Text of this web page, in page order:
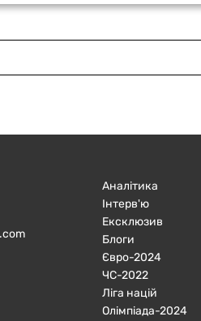
Аналітика
Інтерв'ю
Ексклюзив
Блоги
Євро-2024
ЧC-2022
Ліга націй
Олімпіада-2024